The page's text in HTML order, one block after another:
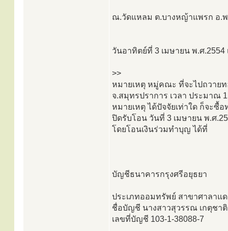
ณ.วัดแหลม ต.บางหญ้าแพรก อ.พ
วันอาทิตย์ที่ 3 เมษายน พ.ศ.2554
>>
หมายเหตุ หมู่คณะ ที่จะไปถวาย
จ.สมุทรปราการ เวลา ประมาณ
หมายเหตุ ได้ปัจจัยเท่าใด ก็จะซื้
ปิดรับโอน วันที่ 3 เมษายน พ.ศ
โดยโอนเงินร่วมทำบุญ ได้ที่
บัญชีธนาคารกรุงศรีอยุธยา
ประเภทออมทรัพย์ สาขาศาลาแ
ชื่อบัญชี นางสาวสุวรรณ เกตุชาติ
เลขที่บัญชี 103-1-38088-7